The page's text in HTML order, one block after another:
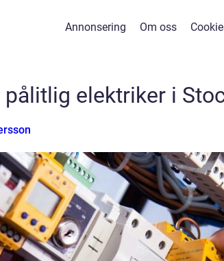
Annonsering Om oss
pålitlig elektriker i